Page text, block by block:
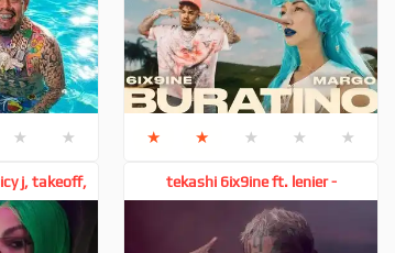
★ ★ ★ ★ ★ ★ ★
j, takeoff,
cardi b
tekashi 6ix9ine ft. lenier -
respuesta